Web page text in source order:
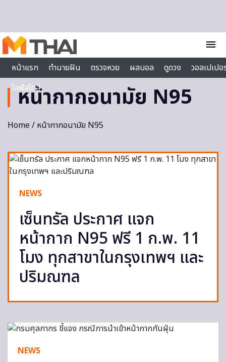
menu
หน้าแรก
ทำนายฝัน ตรวจหวย ผลบอล ดูดวง
วอลเปเป
ไลฟ์สไตล์
หน้ากากอนามัย N95
Home/ หน้ากากอนามัย N95
NEWS
เซ็นทรัล ประกาศ แจก
หน้ากาก N95 ฟรี 1 ก.พ. 11
โมง ทุกสาขาในกรุงเทพฯ และ
ปริมณฑล
NEWS